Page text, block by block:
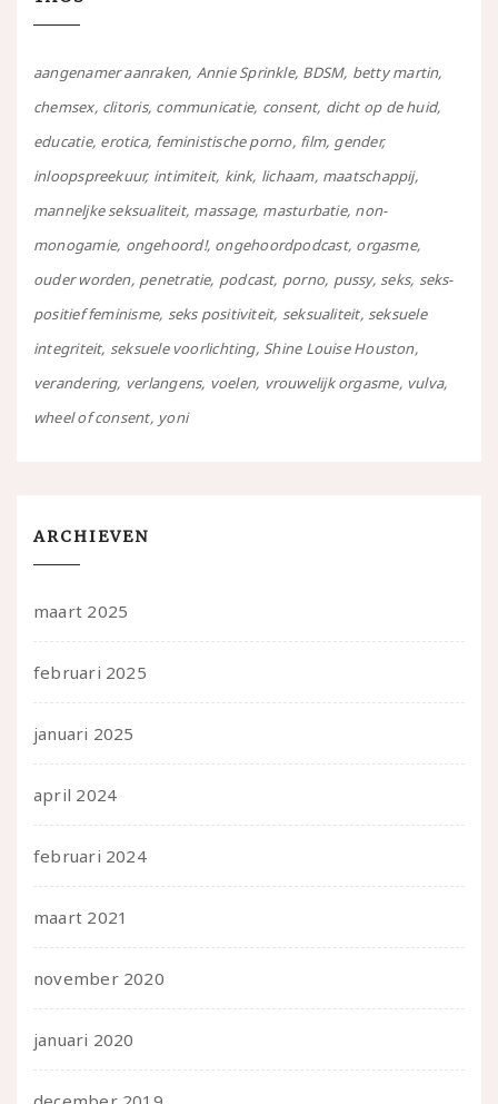
aangenamer aanraken Annie Sprinkle BDSM betty martin
chemsex clitoris communicatie consent dicht op de huid
educatie erotica feministische porno film gender
inloopspreekuur intimiteit kink lichaam maatschappij
manneljke seksualiteit massage masturbatie non-
monogamie ongehoord! ongehoordpodcast orgasme
ouder worden penetratie podcast porno pussy seks seks-
positief feminisme seks positiviteit seksualiteit seksuele
integriteit seksuele voorlichting Shine Louise Houston
verandering verlangens voelen vrouwelijk orgasme vulva
wheel of consent yoni
ARCHIEVEN
maart 2025
februari 2025
januari 2025
april 2024
februari 2024
maart 2021
november 2020
januari 2020